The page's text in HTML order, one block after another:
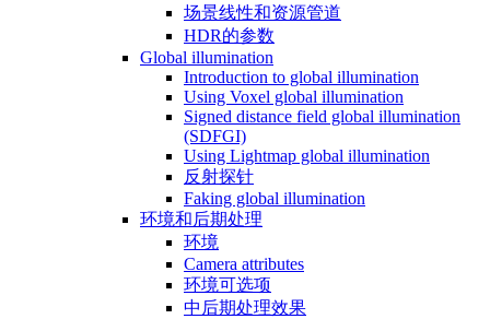
场景线性和资源管道
HDR的参数
Global illumination
Introduction to global illumination
Using Voxel global illumination
Signed distance field global illumination
(SDFGI)
Using Lightmap global illumination
反射探针
Faking global illumination
环境和后期处理
环境
Camera attributes
环境可选项
中后期处理效果